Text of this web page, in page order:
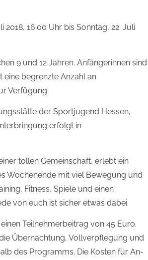
2018, 16:00 Uhr bis Sonntag, 22. Juli
9 und 12 Jahren. Anfängerinnen sind
eine begrenzte Anzahl an
Verfügung.
der Sportjugend Hessen,
erfolgt in
tollen Gemeinschaft, erlebt ein
Wochenende mit viel Bewegung und
Fitness, Spiele und einen
von euch ist sicher etwas dabei.
Teilnehmerbeitrag von 45 Euro.
Übernachtung, Vollverpflegung und
des Programms. Die Kosten für An-